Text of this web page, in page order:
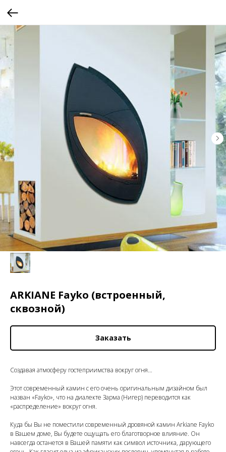
ARKIANE Fayko (встроенный,
сквозной)
Заказать
Создавая атмосферу гостеприимства вокруг огня…
Этот современный камин с его очень оригинальным дизайном был
назван «Fayko», что на диалекте Зарма (Нигер) переводится как
«распределение» вокруг огня.
Куда бы Вы не поместили современный дровяной камин Arkiane Fayko
в Вашем доме, Вы будете ощущать его благотворное влияние. Он
навсегда останется в Вашей памяти как символ источника, дарующего